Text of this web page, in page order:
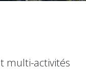
multi-activités